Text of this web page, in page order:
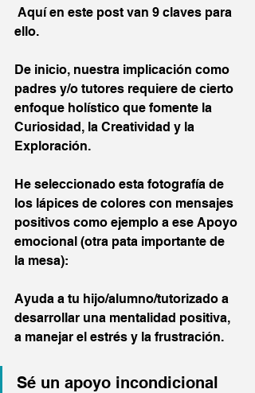
ello.
De inicio, nuestra implicación como
padres y/o tutores requiere de cierto
enfoque holístico que fomente la
Curiosidad, la Creatividad y la
Exploración.
He seleccionado esta fotografía de
los lápices de colores con mensajes
positivos como ejemplo a ese Apoyo
emocional (otra pata importante de
la mesa):
Ayuda a tu hijo/alumno/tutorizado a
desarrollar una mentalidad positiva,
a manejar el estrés y la frustración.
Sé un apoyo incondicional